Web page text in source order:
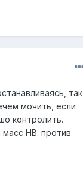
так
мочить, если
контролить.
НВ. против